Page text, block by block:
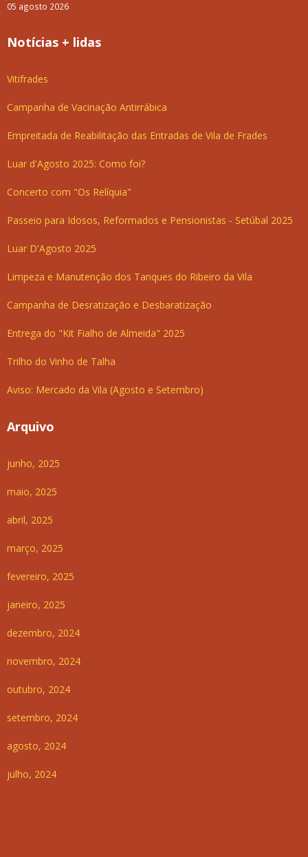
05 agosto 2026
Notícias + lidas
Vitifrades
Campanha de Vacinação Antirrábica
Empreitada de Reabilitação das Entradas de Vila de Frades
Luar d'Agosto 2025: Como foi?
Concerto com "Os Relíquia"
Passeio para Idosos, Reformados e Pensionistas - Setúbal 2025
Luar D'Agosto 2025
Limpeza e Manutenção dos Tanques do Ribeiro da Vila
Campanha de Desratização e Desbaratização
Entrega do "Kit Fialho de Almeida" 2025
Trilho do Vinho de Talha
Aviso: Mercado da Vila (Agosto e Setembro)
Arquivo
junho, 2025
maio, 2025
abril, 2025
março, 2025
fevereiro, 2025
janeiro, 2025
dezembro, 2024
novembro, 2024
outubro, 2024
setembro, 2024
agosto, 2024
julho, 2024